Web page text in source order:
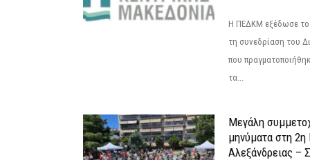
Η ΠΕΔΚΜ εξέδωσε το
τη συνεδρίαση του
που
τα...
Μεγάλη
μηνύματα στη
Αλεξάνδρειας –